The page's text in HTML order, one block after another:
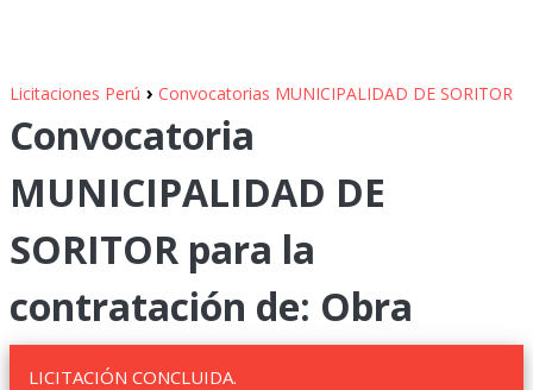
Licitaciones Perú › Convocatorias MUNICIPALIDAD DE SORITOR
Convocatoria
MUNICIPALIDAD DE
SORITOR para la
contratación de: Obra
LICITACIÓN CONCLUIDA.